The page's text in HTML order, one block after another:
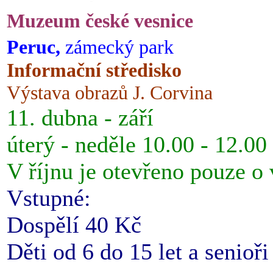
Muzeum české vesnice
Peruc, zámecký park
Informační středisko
Výstava obrazů J. Corvina
11. dubna - září
úterý - neděle 10.00 -
V říjnu je otevřeno pouze o
Vstupné:
Dospělí 40 Kč
Děti od 6 do 15 let a